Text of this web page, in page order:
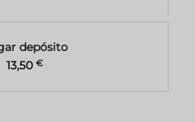
depósito
13,50 €